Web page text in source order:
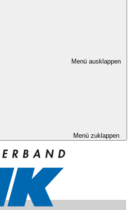
Menü ausklappen
Menü zuklappen